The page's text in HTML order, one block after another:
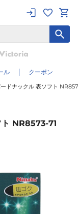
ル クーポン
ドナックル 表ソフト
ト NR8573-71